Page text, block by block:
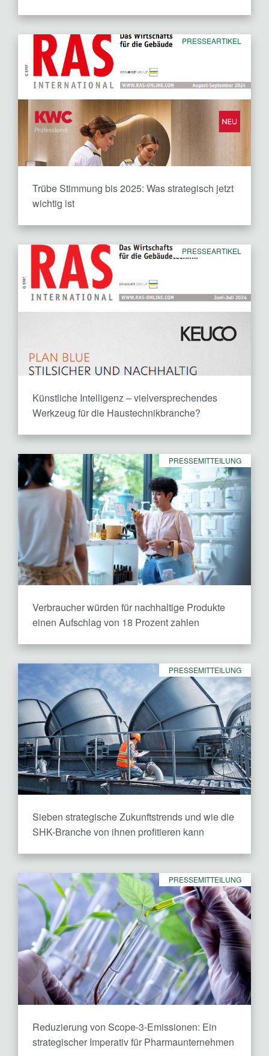
PRESSEARTIKEL
Trübe Stimmung bis 2025: Was strategisch jetzt
wichtig ist
PRESSEARTIKEL
Künstliche Intelligenz – vielversprechendes
Werkzeug für die Haustechnikbranche?
PRESSEMITTEILUNG
Verbraucher würden für nachhaltige Produkte
einen Aufschlag von 18 Prozent zahlen
PRESSEMITTEILUNG
Sieben strategische Zukunftstrends und wie die
SHK-Branche von ihnen profitieren kann
PRESSEMITTEILUNG
Reduzierung von Scope-3-Emissionen: Ein
strategischer Imperativ für Pharmaunternehmen